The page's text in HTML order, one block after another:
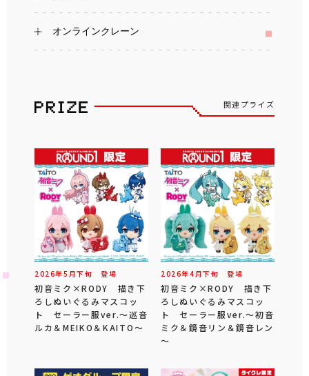
オンラインクレーン
関連プライズ
2026年5 月下旬 登場
初音ミク×RODY 描き下
ろしぬいぐるみマスコッ
ト セーラー服ver.～巡音
ルカ＆MEIKO＆KAITO～
2026年4 月下旬 登場
初音ミク×RODY 描き下
ろしぬいぐるみマスコッ
ト セーラー服ver.～初音
ミク＆鏡音リン＆鏡音レン
～